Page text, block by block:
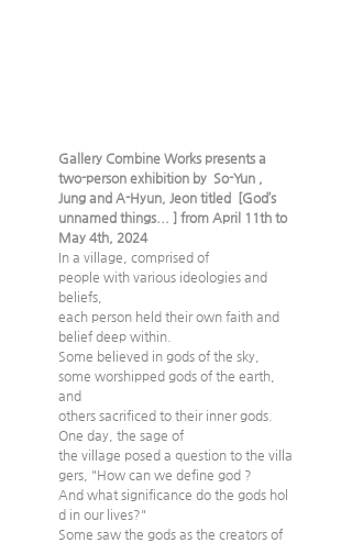
Gallery Combine Works presents a
two-person exhibition by  So-Yun ,
Jung and A-Hyun, Jeon titled  [God’s
unnamed things... ] from April 11th to
May 4th, 2024
In a village, comprised of
people with various ideologies and
beliefs,
each person held their own faith and
belief deep within.
Some believed in gods of the sky,
some worshipped gods of the earth,
and
others sacrificed to their inner gods.
One day, the sage of
the village posed a question to the villa
gers, "How can we define god ?
And what significance do the gods hol
d in our lives?"
Some saw the gods as the creators of